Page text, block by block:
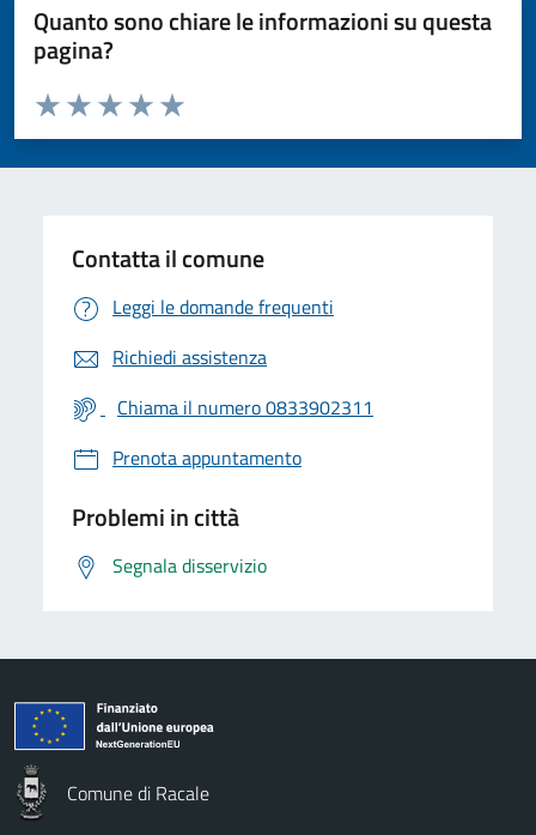
Quanto sono chiare le informazioni su questa
pagina?
Valuta da 1 a 5 stelle la pagina
Valuta 5 stelle su 5
Valuta 4 stelle su 5
Valuta 3 stelle su 5
Valuta 2 stelle su 5
Valuta 1 stelle su 5
Contatta il comune
Leggi le domande frequenti
Richiedi assistenza
Chiama il numero 0833902311
Prenota appuntamento
Problemi in città
Segnala disservizio
Comune di Racale